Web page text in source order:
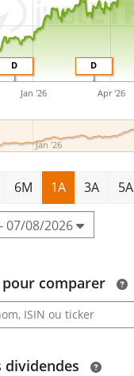
D
D
Jan '26 Apr '26
Jan '26
6M 1A 3A 5A
07/08/2026
pour comparer
dividendes